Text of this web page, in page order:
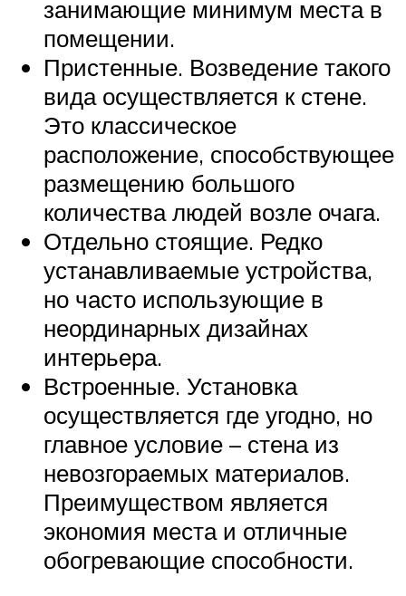
занимающие минимум места в
помещении.
Пристенные. Возведение такого
вида осуществляется к стене.
Это классическое
расположение, способствующее
размещению большого
количества людей возле очага.
Отдельно стоящие. Редко
устанавливаемые устройства,
но часто использующие в
неординарных дизайнах
интерьера.
Встроенные. Установка
осуществляется где угодно, но
главное условие – стена из
невозгораемых материалов.
Преимуществом является
экономия места и отличные
обогревающие способности.